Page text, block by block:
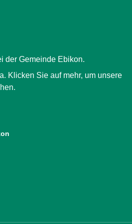
der Gemeinde Ebikon.
Klicken Sie auf mehr, um unsere